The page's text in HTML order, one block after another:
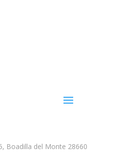
Boadilla del Monte 28660